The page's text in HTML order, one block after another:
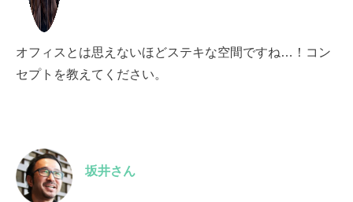
オフィスとは思えないほどステキな空間ですね…！コン
セプトを教えてください。
坂井さん